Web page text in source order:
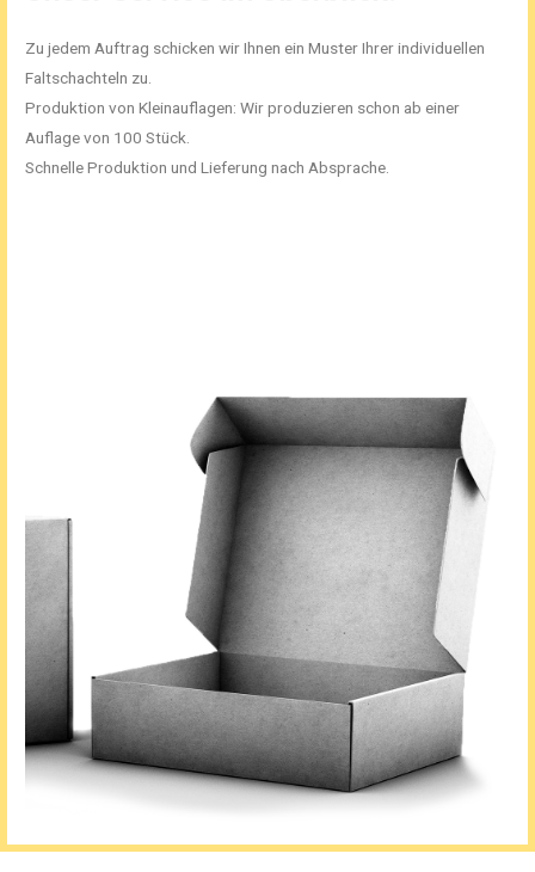
Zu jedem Auftrag schicken wir Ihnen ein Muster Ihrer individuellen
Faltschachteln zu.
Produktion von Kleinauflagen: Wir produzieren schon ab einer
Auflage von 100 Stück.
Schnelle Produktion und Lieferung nach Absprache.